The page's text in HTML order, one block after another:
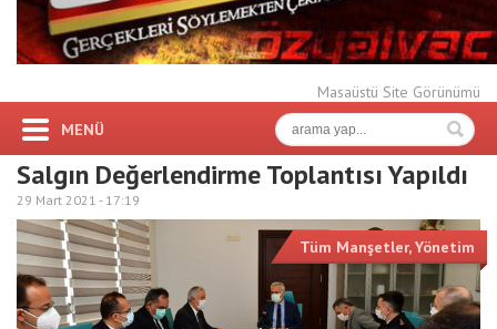
Masaüstü Site Görünümü
MENÜ
Salgın Değerlendirme Toplantısı Yapıldı
29 Mart 2021 - 17:19
Tüm Manşetler,Yönetim